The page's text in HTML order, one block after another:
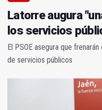
Latorre augura
los servicios
El PSOE asegura que
de servicios públicos